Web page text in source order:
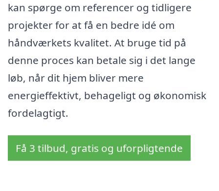
kan spørge om referencer og tidligere
projekter for at få en bedre idé om
håndværkets kvalitet. At bruge tid på
denne proces kan betale sig i det lange
løb, når dit hjem bliver mere
energieffektivt, behageligt og økonomisk
fordelagtigt.
Få 3 tilbud, gratis og uforpligtende